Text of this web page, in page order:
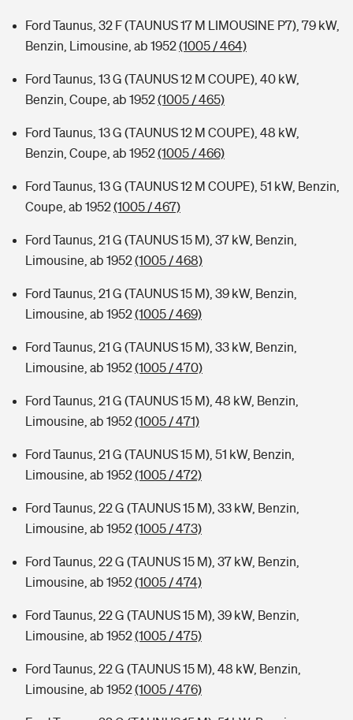
Ford Taunus, 32 F (TAUNUS 17 M LIMOUSINE P7), 79 kW,
Benzin, Limousine, ab 1952(1005 / 464)
Ford Taunus, 13 G (TAUNUS 12 M COUPE), 40 kW,
Benzin, Coupe, ab 1952(1005 / 465)
Ford Taunus, 13 G (TAUNUS 12 M COUPE), 48 kW,
Benzin, Coupe, ab 1952(1005 / 466)
Ford Taunus, 13 G (TAUNUS 12 M COUPE), 51 kW, Benzin,
Coupe, ab 1952(1005 / 467)
Ford Taunus, 21 G (TAUNUS 15 M), 37 kW, Benzin,
Limousine, ab 1952(1005 / 468)
Ford Taunus, 21 G (TAUNUS 15 M), 39 kW, Benzin,
Limousine, ab 1952(1005 / 469)
Ford Taunus, 21 G (TAUNUS 15 M), 33 kW, Benzin,
Limousine, ab 1952(1005 / 470)
Ford Taunus, 21 G (TAUNUS 15 M), 48 kW, Benzin,
Limousine, ab 1952(1005 / 471)
Ford Taunus, 21 G (TAUNUS 15 M), 51 kW, Benzin,
Limousine, ab 1952(1005 / 472)
Ford Taunus, 22 G (TAUNUS 15 M), 33 kW, Benzin,
Limousine, ab 1952(1005 / 473)
Ford Taunus, 22 G (TAUNUS 15 M), 37 kW, Benzin,
Limousine, ab 1952(1005 / 474)
Ford Taunus, 22 G (TAUNUS 15 M), 39 kW, Benzin,
Limousine, ab 1952(1005 / 475)
Ford Taunus, 22 G (TAUNUS 15 M), 48 kW, Benzin,
Limousine, ab 1952(1005 / 476)